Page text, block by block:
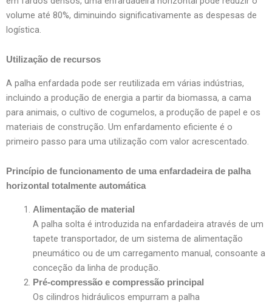
volume até 80%, diminuindo significativamente as despesas de
logística.
Utilização de recursos
A palha enfardada pode ser reutilizada em várias indústrias,
incluindo a produção de energia a partir da biomassa, a cama
para animais, o cultivo de cogumelos, a produção de papel e os
materiais de construção. Um enfardamento eficiente é o
primeiro passo para uma utilização com valor acrescentado.
Princípio de funcionamento de uma enfardadeira de palha
horizontal totalmente automática
Alimentação de material
A palha solta é introduzida na enfardadeira através de um
tapete transportador, de um sistema de alimentação
pneumático ou de um carregamento manual, consoante a
conceção da linha de produção.
Pré-compressão e compressão principal
Os cilindros hidráulicos empurram a palha